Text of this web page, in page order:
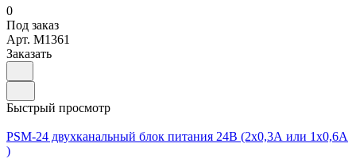
0
Под заказ
Арт. M1361
Заказать
Быстрый просмотр
PSM-24 двухканальный блок питания 24В (2х0,3А или 1х0,6А
)